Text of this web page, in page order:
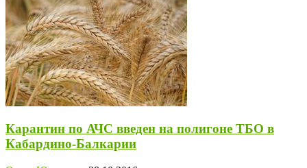
Карантин по АЧС введен на полигоне ТБО в
Кабардино-Балкарии